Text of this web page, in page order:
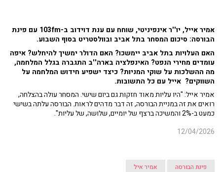
אמיר אייל, יו''ר אינפיניטי, שוחח עם ענת דוידוב ב-103fm עם פינת
הבורסה: סיכום המסחר בתל אביב ובוולסטריט בסוף השבוע.
האם העלויות בתל אביב יימשכו? האם הדולר ימשיך להיחלש? איפה
עומדים מחירי הנפט? האינפלציה בארה''ב התגברה בגלל המלחמה,
מה ההשלכות על שוקי המניות? כיצד ישפיע חידוש המלחמה על
השווקים? אייל עם כל התשובות.
אמיר אייל: "היו עליות מאוד חזקות גם ביום שישי. המסחר עולה בהצלחה,
רואים את זה במניית הבורסה, זה דבר מדהים לראות. הבורסה עלתה בשישי
כמעט ב-2% והמשיכה ברצף של יומיים, שלושה, של עליות".
12/04/2026
פינת הבורסה אמיר איל